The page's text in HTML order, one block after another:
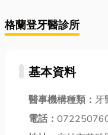
格蘭登牙醫診所
基本資料
醫事機構種類： 牙
電話：